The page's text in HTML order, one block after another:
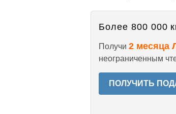
Более 800 000
Получи 2 месяца
неограниченным
ПОЛУЧИТЬ